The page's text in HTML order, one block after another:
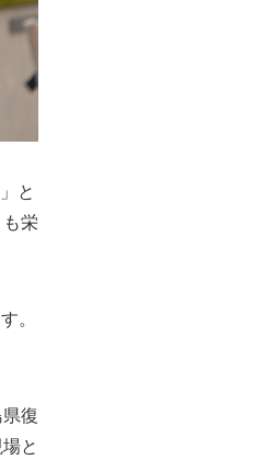
と
栄
。
復
と